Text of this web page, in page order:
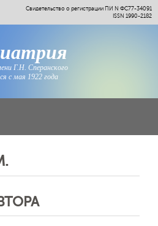
Свидетельство о регистрации ПИ N ФС77-34091
ISSN 1990-2182
Г.Н. Сперанского
с мая 1922 года